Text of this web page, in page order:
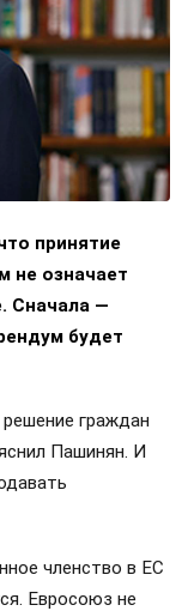
принятие
не означает
Сначала —
будет
граждан
Пашинян. И
членство в ЕС
Евросоюз не